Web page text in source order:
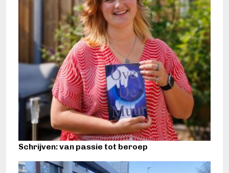
Schrijven: van passie tot beroep